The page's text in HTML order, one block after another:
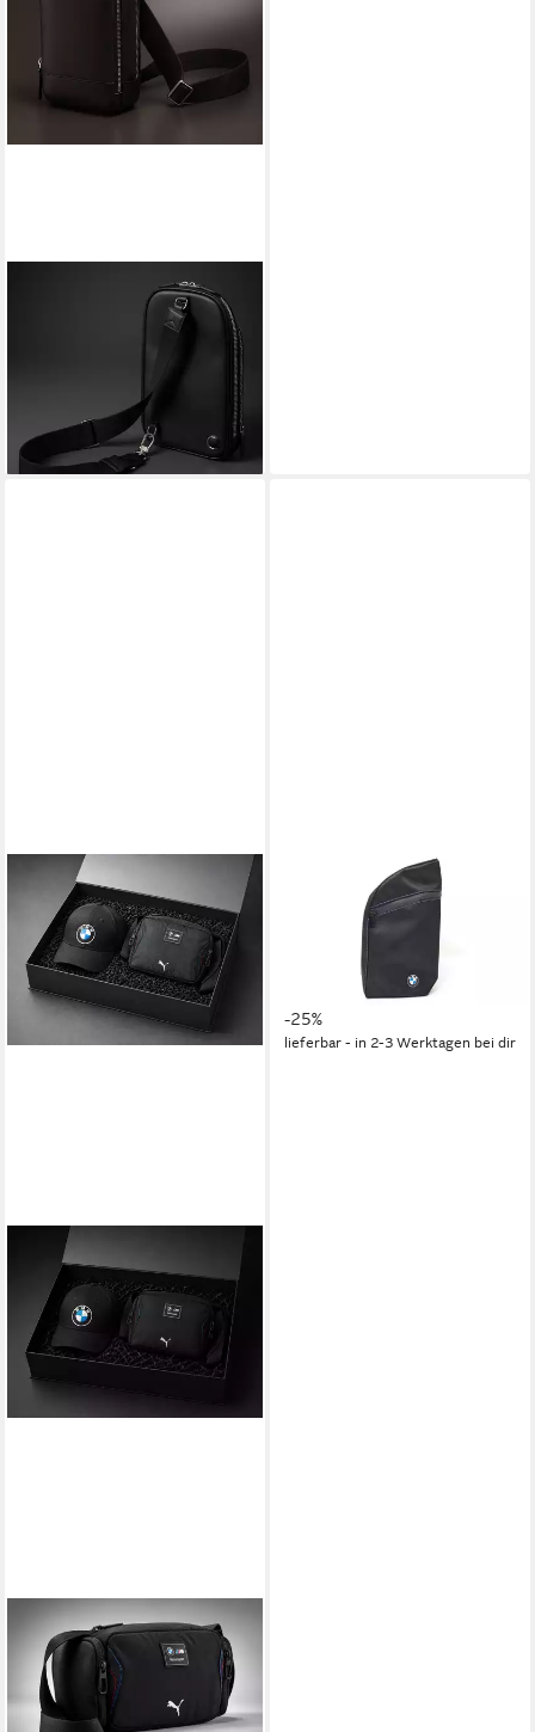
Umhängetasche BMW
Umhängetasche Bag Schwarz
Geschenkset (1-tlg)
639,99 €
lieferbar - in 2-3 Werktagen bei dir
Umhängetasche
BMW M Motorsport
Geschenkset Geschenkbox
Mini Bag ORIGINAL BMW
Motoröl Tasche Öltasche inkl.
Öltrichter Handschuhe (1-tlg)
UVP 19,99 €
-25%
lieferbar - in 2-3 Werktagen bei dir